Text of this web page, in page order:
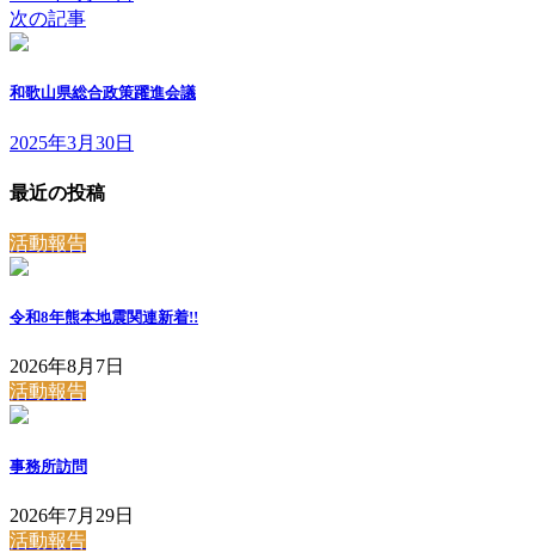
次の記事
和歌山県総合政策躍進会議
2025年3月30日
最近の投稿
活動報告
令和8年熊本地震関連新着!!
2026年8月7日
活動報告
事務所訪問
2026年7月29日
活動報告